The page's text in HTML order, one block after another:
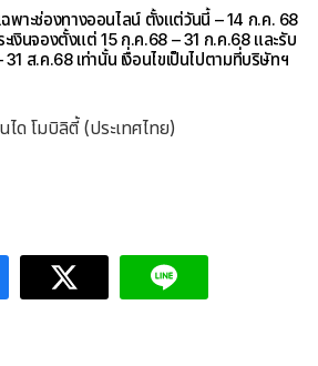
พาะช่องทางออนไลน์ ตั้งแต่วันนี้ – 14 ก.ค. 68
ะเงินจองตั้งแต่ 15 ก.ค.68 – 31 ก.ค.68 และรับ
ส.ค.68 เท่านั้น เงื่อนไขเป็นไปตามที่บริษัทฯ
ได โมบิลิตี้ (ประเทศไทย)